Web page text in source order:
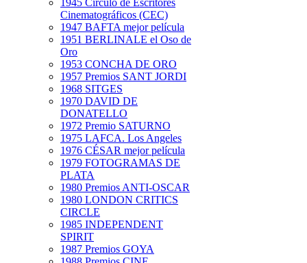
1945 Círculo de Escritores
Cinematográficos (CEC)
1947 BAFTA mejor película
1951 BERLINALE el Oso de
Oro
1953 CONCHA DE ORO
1957 Premios SANT JORDI
1968 SITGES
1970 DAVID DE
DONATELLO
1972 Premio SATURNO
1975 LAFCA. Los Angeles
1976 CÉSAR mejor película
1979 FOTOGRAMAS DE
PLATA
1980 Premios ANTI-OSCAR
1980 LONDON CRITICS
CIRCLE
1985 INDEPENDENT
SPIRIT
1987 Premios GOYA